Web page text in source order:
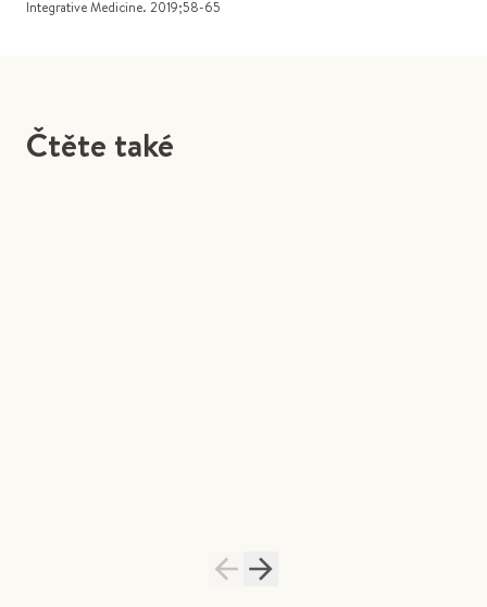
Integrative Medicine. 2019;58-65
Čtěte také